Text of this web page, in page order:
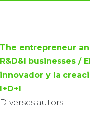
The entrepreneur
R&D&I businesses /
innovador y la
I+D+I
Diversos autors